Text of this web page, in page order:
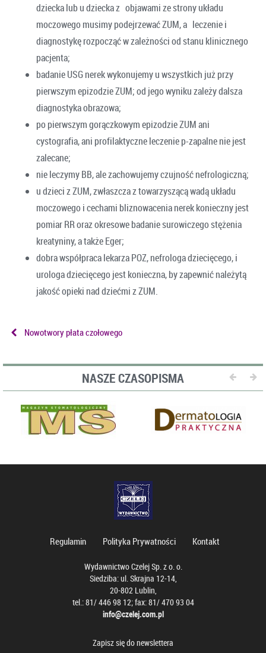
dziecka lub u dziecka z objawami ze strony układu
moczowego musimy podejrzewać ZUM, a leczenie i
diagnostykę rozpocząć w zależności od stanu klinicznego
pacjenta;
badanie USG nerek wykonujemy u wszystkich już przy
pierwszym epizodzie ZUM; od jego wyniku zależy dalsza
diagnostyka obrazowa;
po pierwszym gorączkowym epizodzie ZUM ani
cystografia, ani profilaktyczne leczenie p-zapalne nie jest
zalecane;
nie leczymy BB, ale zachowujemy czujność nefrologiczną;
u dzieci z ZUM, zwłaszcza z towarzyszącą wadą układu
moczowego i cechami bliznowacenia nerek konieczny jest
pomiar RR oraz okresowe badanie surowiczego stężenia
kreatyniny, a także Eger;
dobra współpraca lekarza POZ, nefrologa dziecięcego, i
urologa dziecięcego jest konieczna, by zapewnić należytą
jakość opieki nad dziećmi z ZUM.
Nowotwory płata czołowego
NASZE CZASOPISMA
Regulamin Polityka Prywatności Kontakt
Wydawnictwo Czelej Sp. z o. o.
Siedziba: ul. Skrajna 12-14,
20-802 Lublin,
tel.: 81/ 446 98 12; fax: 81/ 470 93 04
info@czelej.com.pl
Zapisz się do newslettera